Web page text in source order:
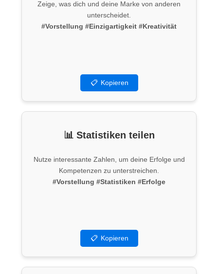
Zeige, was dich und deine Marke von anderen
unterscheidet.
#Vorstellung #Einzigartigkeit #Kreativität
📋 Kopieren
📊 Statistiken teilen
Nutze interessante Zahlen, um deine Erfolge und
Kompetenzen zu unterstreichen.
#Vorstellung #Statistiken #Erfolge
📋 Kopieren